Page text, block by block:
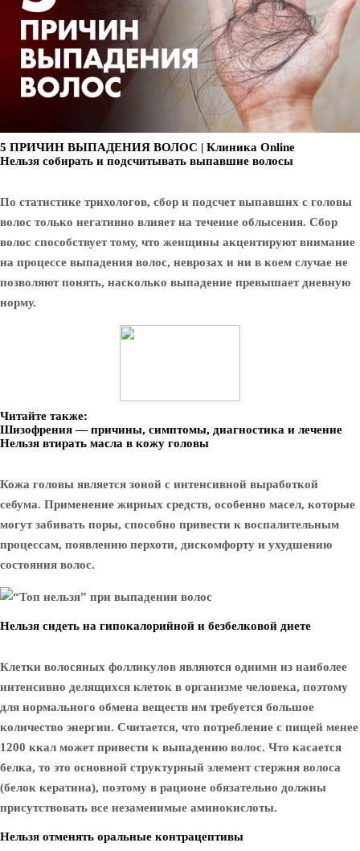
5 ПРИЧИН ВЫПАДЕНИЯ ВОЛОС | Клиника Online
Нельзя собирать и подсчитывать выпавшие волосы
По статистике трихологов, сбор и подсчет выпавших с головы
волос только негативно влияет на течение облысения. Сбор
волос способствует тому, что женщины акцентируют внимание
на процессе выпадения волос, неврозах и ни в коем случае не
позволяют понять, насколько выпадение превышает дневную
норму.
Читайте также:
Шизофрения — причины, симптомы, диагностика и лечение
Нельзя втирать масла в кожу головы
Кожа головы является зоной с интенсивной выработкой
себума. Применение жирных средств, особенно масел, которые
могут забивать поры, способно привести к воспалительным
процессам, появлению перхоти, дискомфорту и ухудшению
состояния волос.
Нельзя сидеть на гипокалорийной и безбелковой диете
Клетки волосяных фолликулов являются одними из наиболее
интенсивно делящихся клеток в организме человека, поэтому
для нормального обмена веществ им требуется большое
количество энергии. Считается, что потребление с пищей менее
1200 ккал может привести к выпадению волос. Что касается
белка, то это основной структурный элемент стержня волоса
(белок кератина), поэтому в рационе обязательно должны
присутствовать все незаменимые аминокислоты.
Нельзя отменять оральные контрацептивы